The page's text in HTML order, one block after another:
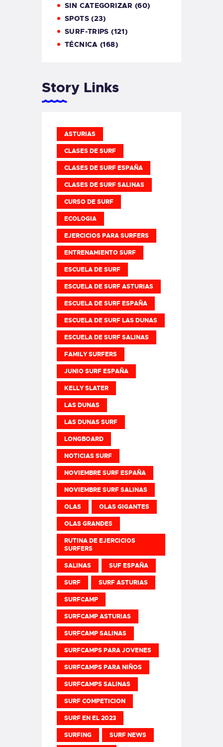
SIN CATEGORIZAR (60)
SPOTS(23)
SURF-TRIPS (121)
TÉCNICA (168)
Story Links
ASTURIAS
CLASES DE SURF
CLASES DE SURF ESPAÑA
CLASES DE SURF SALINAS
CURSO DE SURF
ECOLOGIA
EJERCICIOS PARA SURFERS
ENTRENAMIENTO SURF
ESCUELA DE SURF
ESCUELA DE SURF ASTURIAS
ESCUELA DE SURF ESPAÑA
ESCUELA DE SURF LAS DUNAS
ESCUELA DE SURF SALINAS
FAMILY SURFERS
JUNIO SURF ESPAÑA
KELLY SLATER
LAS DUNAS
LAS DUNAS SURF
LONGBOARD
NOTICIAS SURF
NOVIEMBRE SURF ESPAÑA
NOVIEMBRE SURF SALINAS
OLAS OLAS GIGANTES
OLAS GRANDES
RUTINA DE EJERCICIOS
SURFERS
SALINAS SUF ESPAÑA
SURF SURF ASTURIAS
SURFCAMP
SURFCAMP ASTURIAS
SURFCAMP SALINAS
SURFCAMPS PARA JOVENES
SURFCAMPS PARA NIÑOS
SURFCAMPS SALINAS
SURF COMPETICION
SURF EN EL 2023
SURFING SURF NEWS